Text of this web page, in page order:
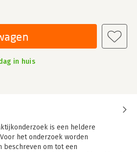
in huis
is een heldere
het onderzoek worden
beschreven om tot een